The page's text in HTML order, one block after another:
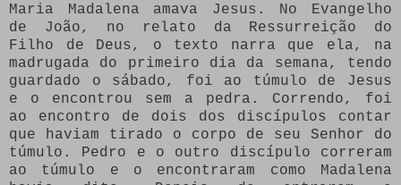
Maria Madalena amava Jesus. No Evangelho
de João, no relato da Ressurreição do
Filho de Deus, o texto narra que ela, na
madrugada do primeiro dia da semana, tendo
guardado o sábado, foi ao túmulo de Jesus
e o encontrou sem a pedra. Correndo, foi
ao encontro de dois dos discípulos contar
que haviam tirado o corpo de seu Senhor do
túmulo. Pedro e o outro discípulo correram
ao túmulo e o encontraram como Madalena